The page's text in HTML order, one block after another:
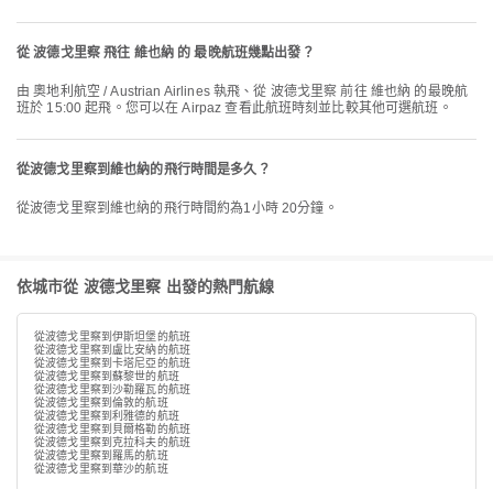
從 波德戈里察 飛往 維也納 的 最晚航班幾點出發？
由 奧地利航空 / Austrian Airlines 執飛、從 波德戈里察 前往 維也納 的最晚航
班於 15:00 起飛。您可以在 Airpaz 查看此航班時刻並比較其他可選航班。
從波德戈里察到維也納的飛行時間是多久？
從波德戈里察到維也納的飛行時間約為1小時 20分鐘。
依城市從 波德戈里察 出發的熱門航線
從波德戈里察到伊斯坦堡的航班
從波德戈里察到盧比安納的航班
從波德戈里察到卡塔尼亞的航班
從波德戈里察到蘇黎世的航班
從波德戈里察到沙勒羅瓦的航班
從波德戈里察到倫敦的航班
從波德戈里察到利雅德的航班
從波德戈里察到貝爾格勒的航班
從波德戈里察到克拉科夫的航班
從波德戈里察到羅馬的航班
從波德戈里察到華沙的航班